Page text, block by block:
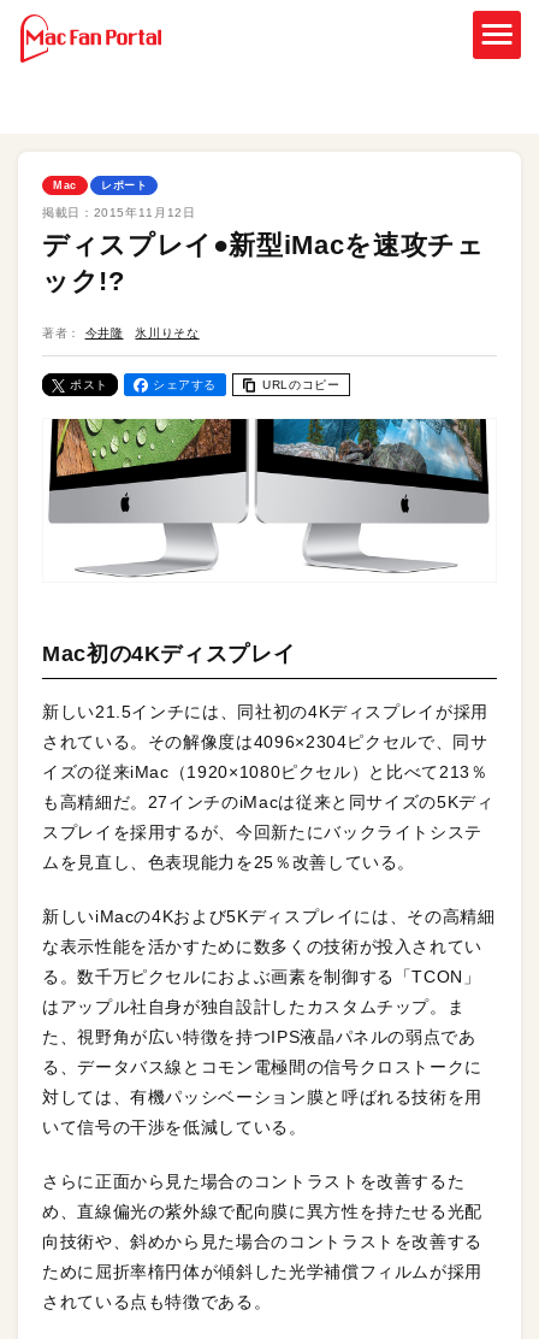
Mac レポート
掲載日： 2015年11月12日
ディスプレイ●新型iMacを速攻チェ
ック!?
著者： 今井隆 氷川りそな
ポスト シェアする URLのコピー
Mac初の4Kディスプレイ
新しい21.5インチには、同社初の4Kディスプレイが採用
されている。その解像度は4096×2304ピクセルで、同サ
イズの従来iMac（1920×1080ピクセル）と比べて213％
も高精細だ。27インチのiMacは従来と同サイズの5Kディ
スプレイを採用するが、今回新たにバックライトシステ
ムを見直し、色表現能力を25％改善している。
新しいiMacの4Kおよび5Kディスプレイには、その高精細
な表示性能を活かすために数多くの技術が投入されてい
る。数千万ピクセルにおよぶ画素を制御する「TCON」
はアップル社自身が独自設計したカスタムチップ。ま
た、視野角が広い特徴を持つIPS液晶パネルの弱点であ
る、データバス線とコモン電極間の信号クロストークに
対しては、有機パッシベーション膜と呼ばれる技術を用
いて信号の干渉を低減している。
さらに正面から見た場合のコントラストを改善するた
め、直線偏光の紫外線で配向膜に異方性を持たせる光配
向技術や、斜めから見た場合のコントラストを改善する
ために屈折率楕円体が傾斜した光学補償フィルムが採用
されている点も特徴である。